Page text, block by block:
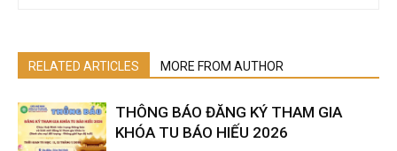
RELATED ARTICLES MORE FROM AUTHOR
THÔNG BÁO ĐĂNG KÝ THAM GIA
KHÓA TU BÁO HIẾU 2026